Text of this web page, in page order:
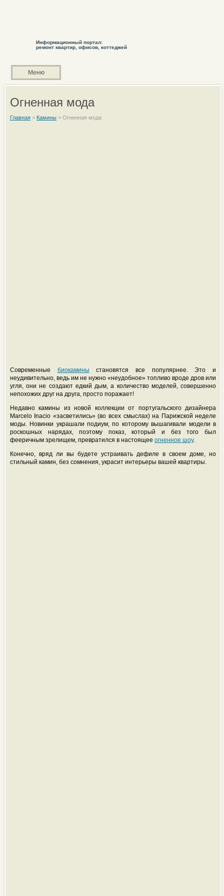
Информационный портал:
ремонт квартир, офисов, коттеджей
Меню
Огненная мода
Главная> Камины> Огненная мода
Современные биокамины становятся все популярнее. Это и
неудивительно, ведь им не нужно «неудобное» топливо вроде дров или
угля, они не создают едкий дым, а количество моделей, совершенно
непохожих друг на друга, просто поражает!
Недавно камины из новой коллекции от португальского дизайнера
Marcelo Inacio «засветились» (во всех смыслах) на Парижской неделе
моды. Новинки украшали подиум, по которому вышагивали модели в
роскошных нарядах, поэтому показ, который и без того был
фееричным зрелищем, превратился в настоящее огненное шоу.
Конечно, вряд ли вы будете устраивать дефиле в своем доме, но
стильный камин, без сомнения, украсит интерьеры вашей квартиры.